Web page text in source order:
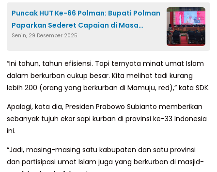
Puncak HUT Ke-66 Polman: Bupati Polman
Paparkan Sederet Capaian di Masa
Kepemimpinannya
Senin, 29 Desember 2025
“Ini tahun, tahun efisiensi. Tapi ternyata minat umat Islam
dalam berkurban cukup besar. Kita melihat tadi kurang
lebih 200 (orang yang berkurban di Mamuju, red),” kata SDK.
Apalagi, kata dia, Presiden Prabowo Subianto memberikan
sebanyak tujuh ekor sapi kurban di provinsi ke-33 Indonesia
ini.
“Jadi, masing-masing satu kabupaten dan satu provinsi
dan partisipasi umat Islam juga yang berkurban di masjid-